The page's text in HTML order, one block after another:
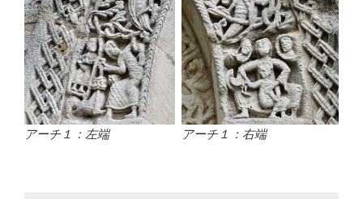
アーチ１：左端 アーチ１：右端